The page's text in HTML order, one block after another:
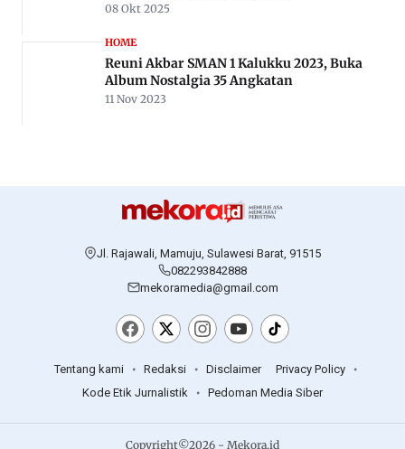
08 Okt 2025
HOME
Reuni Akbar SMAN 1 Kalukku 2023, Buka
Album Nostalgia 35 Angkatan
11 Nov 2023
Jl. Rajawali, Mamuju, Sulawesi Barat, 91515
082293842888
mekoramedia@gmail.com
Tentang kami Redaksi Disclaimer
Privacy Policy
Kode Etik Jurnalistik
Pedoman Media Siber
Copyright©2026 - Mekora.id